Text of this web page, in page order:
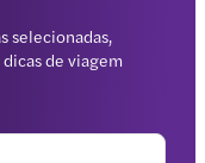
selecionadas,
de viagem